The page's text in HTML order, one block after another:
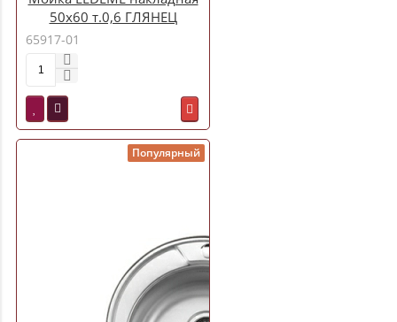
50х60 т.0,6 ГЛЯНЕЦ
бол.сиф. (L95060-6) (+
65917-01
Популярный